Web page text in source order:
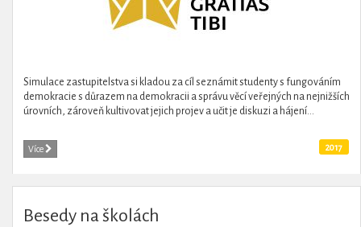
Simulace zastupitelstva si kladou za cíl seznámit studenty s fungováním
demokracie s důrazem na demokracii a správu věcí veřejných na nejnižších
úrovních, zároveň kultivovat jejich projev a učit je diskuzi a hájení...
Více 2017
Besedy na školách